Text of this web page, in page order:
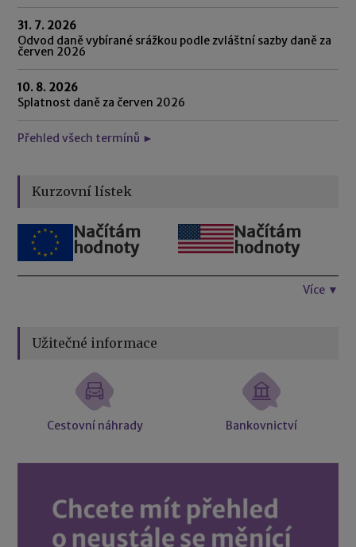
31. 7. 2026
Odvod daně vybírané srážkou podle zvláštní sazby daně za
červen 2026
10. 8. 2026
Splatnost daně za červen 2026
Přehled všech termínů ►
Kurzovní lístek
Načítám
hodnoty
Načítám
hodnoty
Více ▼
Užitečné informace
Cestovní náhrady Bankovnictví